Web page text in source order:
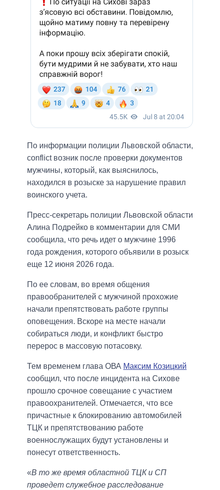
По информации полиции Львовской области,
conflict возник после проверки документов
мужчины, который, как выяснилось,
находился в розыске за нарушение правил
воинского учета.
Пресс-секретарь полиции Львовской области
Алина Подрейко в комментарии для СМИ
сообщила, что речь идет о мужчине 1996
года рождения, которого объявили в розыск
еще 12 июня 2026 года.
По ее словам, во время общения
правообранителей с мужчиной прохожие
начали препятствовать работе группы
оповещения. Вскоре на месте начали
собираться люди, и конфликт быстро
перерос в массовую потасовку.
Тем временем глава ОВА Максим Козицкий
сообщил, что после инцидента на Сихове
прошло срочное совещание с участием
правоохранителей. Отмечается, что все
причастные к блокированию автомобилей
ТЦК и препятствованию работе
военнослужащих будут установлены и
понесут ответственность.
«В то же время областной ТЦК и СП
проведет служебное расследование